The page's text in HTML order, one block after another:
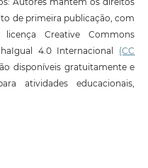
de primeira publicação, com
Creative Commons
4.0 Internacional (CC
disponíveis gratuitamente e
atividades educacionais,